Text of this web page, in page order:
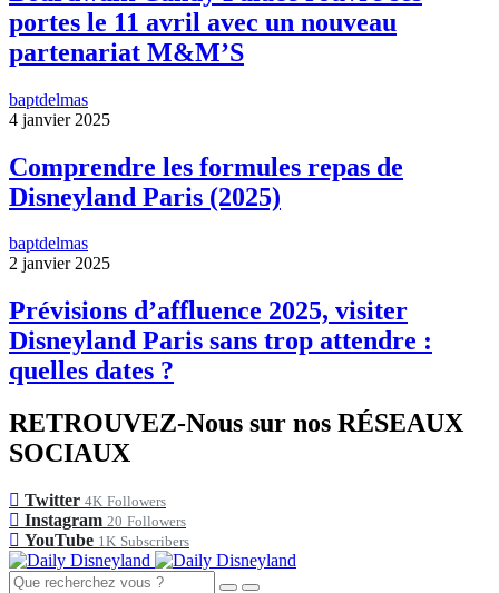
portes le 11 avril avec un nouveau
partenariat M&M’S
baptdelmas
4 janvier 2025
Comprendre les formules repas de
Disneyland Paris (2025)
baptdelmas
2 janvier 2025
Prévisions d’affluence 2025, visiter
Disneyland Paris sans trop attendre :
quelles dates ?
RETROUVEZ-Nous sur nos RÉSEAUX
SOCIAUX
Twitter 4K Followers
Instagram 20 Followers
YouTube 1K Subscribers